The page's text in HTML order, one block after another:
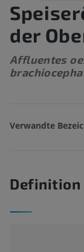
der
Affluentes
Verwandte
Definition